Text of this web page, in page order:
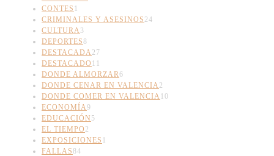
CONTES 1
CRIMINALES Y ASESINOS 24
CULTURA3
DEPORTES8
DESTACADA27
DESTACADO 11
DONDE ALMORZAR6
DONDE CENAR EN VALENCIA2
DONDE COMER EN VALENCIA10
ECONOMÍA9
EDUCACIÓN 5
EL TIEMPO 2
EXPOSICIONES 1
FALLAS84